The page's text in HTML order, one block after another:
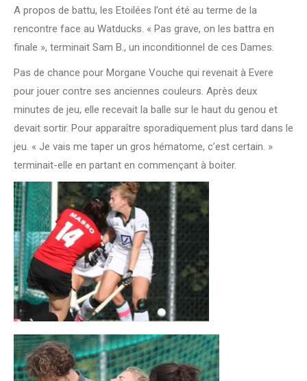
A propos de battu, les Etoilées l’ont été au terme de la
rencontre face au Watducks. « Pas grave, on les battra en
finale », terminait Sam B., un inconditionnel de ces Dames.
Pas de chance pour Morgane Vouche qui revenait à Evere
pour jouer contre ses anciennes couleurs. Après deux
minutes de jeu, elle recevait la balle sur le haut du genou et
devait sortir. Pour apparaître sporadiquement plus tard dans le
jeu. « Je vais me taper un gros hématome, c’est certain. »
terminait-elle en partant en commençant à boiter.